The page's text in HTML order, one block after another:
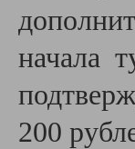
начала
200